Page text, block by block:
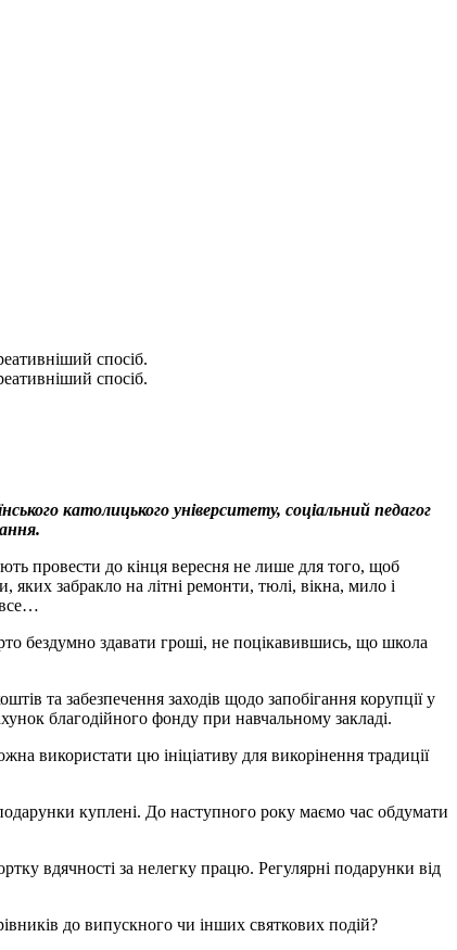
спосіб.
спосіб.
католицького університету, соціальний педагог
провести до кінця вересня не лише для того, щоб
забракло на літні ремонти, тюлі, вікна, мило і
бездумно здавати гроші, не поцікавившись, що школа
та забезпечення заходів щодо запобігання корупції у
благодійного фонду при навчальному закладі.
використати цю ініціативу для викорінення традиції
куплені. До наступного року маємо час обдумати
вдячності за нелегку працю. Регулярні подарунки від
до випускного чи інших святкових подій?